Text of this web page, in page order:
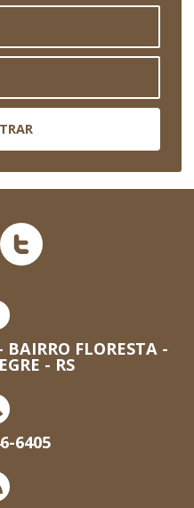
FLORESTA -
- RS
6405